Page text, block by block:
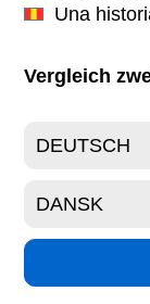
Una
Vergleich